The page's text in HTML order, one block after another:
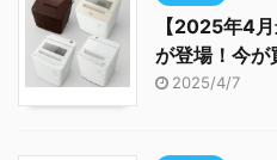
【2025年4
が登場！今が
2025/4/7